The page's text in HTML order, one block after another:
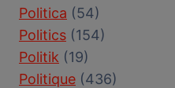
Politica (54)
Politics (154)
Politik (19)
Politique (436)